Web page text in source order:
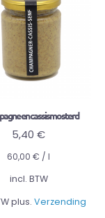
en cassismosterd
5,40 €
60,00 € / l
incl. BTW
plus. Verzending